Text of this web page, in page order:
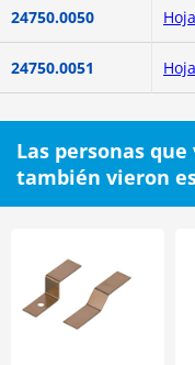
24750.0050
24750.0051
Las personas
también vieron